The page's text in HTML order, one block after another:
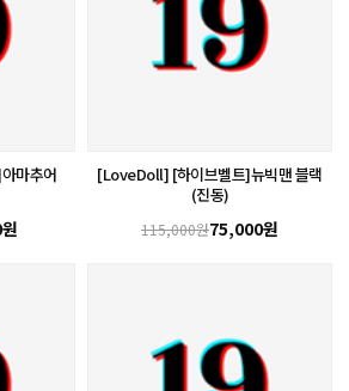
마추어
[LoveDoll] [하이브벨트]뉴빅맨 블랙
(진동)
115,000원75,000원